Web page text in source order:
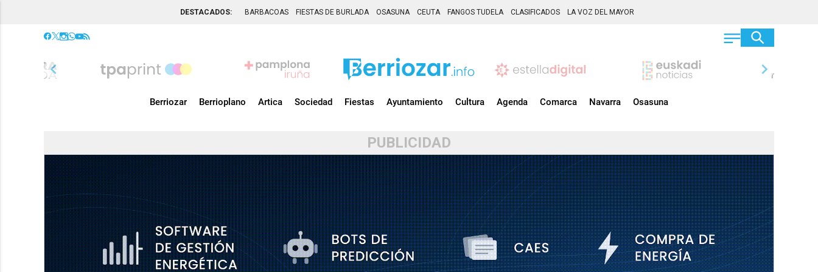
DESTACADOS: BARBACOAS FIESTAS DE BURLADA OSASUNA CEUTA FANGOS TUDELA CLASIFICADOS LA VOZ DEL MAYOR
chevron_left chevron_right
Berriozar Berrioplano Artica Sociedad Fiestas Ayuntamiento Cultura Agenda Comarca Navarra Osasuna
PUBLICIDAD